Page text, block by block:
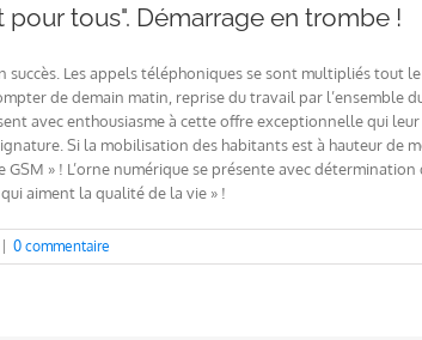
tous". Démarrage en trombe !
succès. Les appels téléphoniques se sont multipliés tout
de demain matin, reprise du travail par l’ensemble
avec enthousiasme à cette offre exceptionnelle qui leur
Si la mobilisation des habitants est à hauteur de
» ! L’orne numérique se présente avec
aiment la qualité de la vie » !
0 commentaire